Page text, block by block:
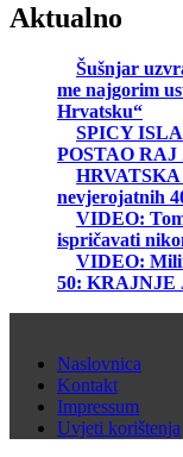
Aktualno
Šušnjar
me najgorim
Hrvatsku“
SPICY
POSTAO
HRVATSKA
nevjerojatnih
VIDEO:
ispričavati
VIDEO:
50: KRAJNJE
Naslovnica
Kontakt
Impressum
Uvjeti korištenja